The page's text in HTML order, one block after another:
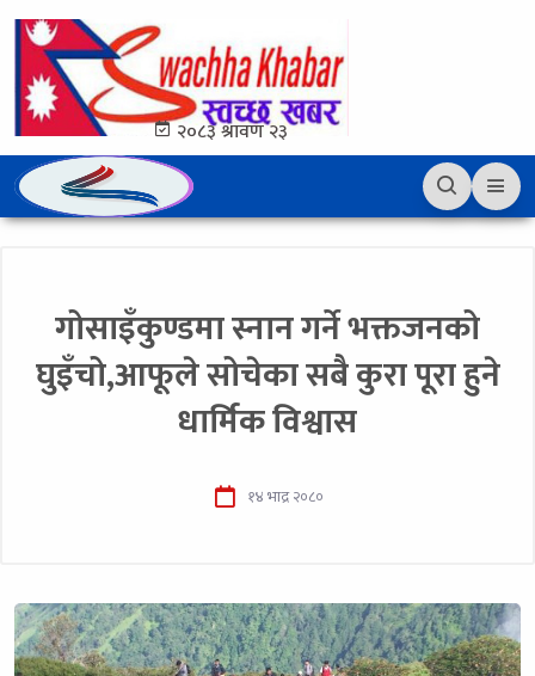
२०८३ श्रावण २३
गोसाइँकुण्डमा स्नान गर्ने भक्तजनको
घुइँचो,आफूले सोचेका सबै कुरा पूरा हुने
धार्मिक विश्वास
१४ भाद्र २०८०